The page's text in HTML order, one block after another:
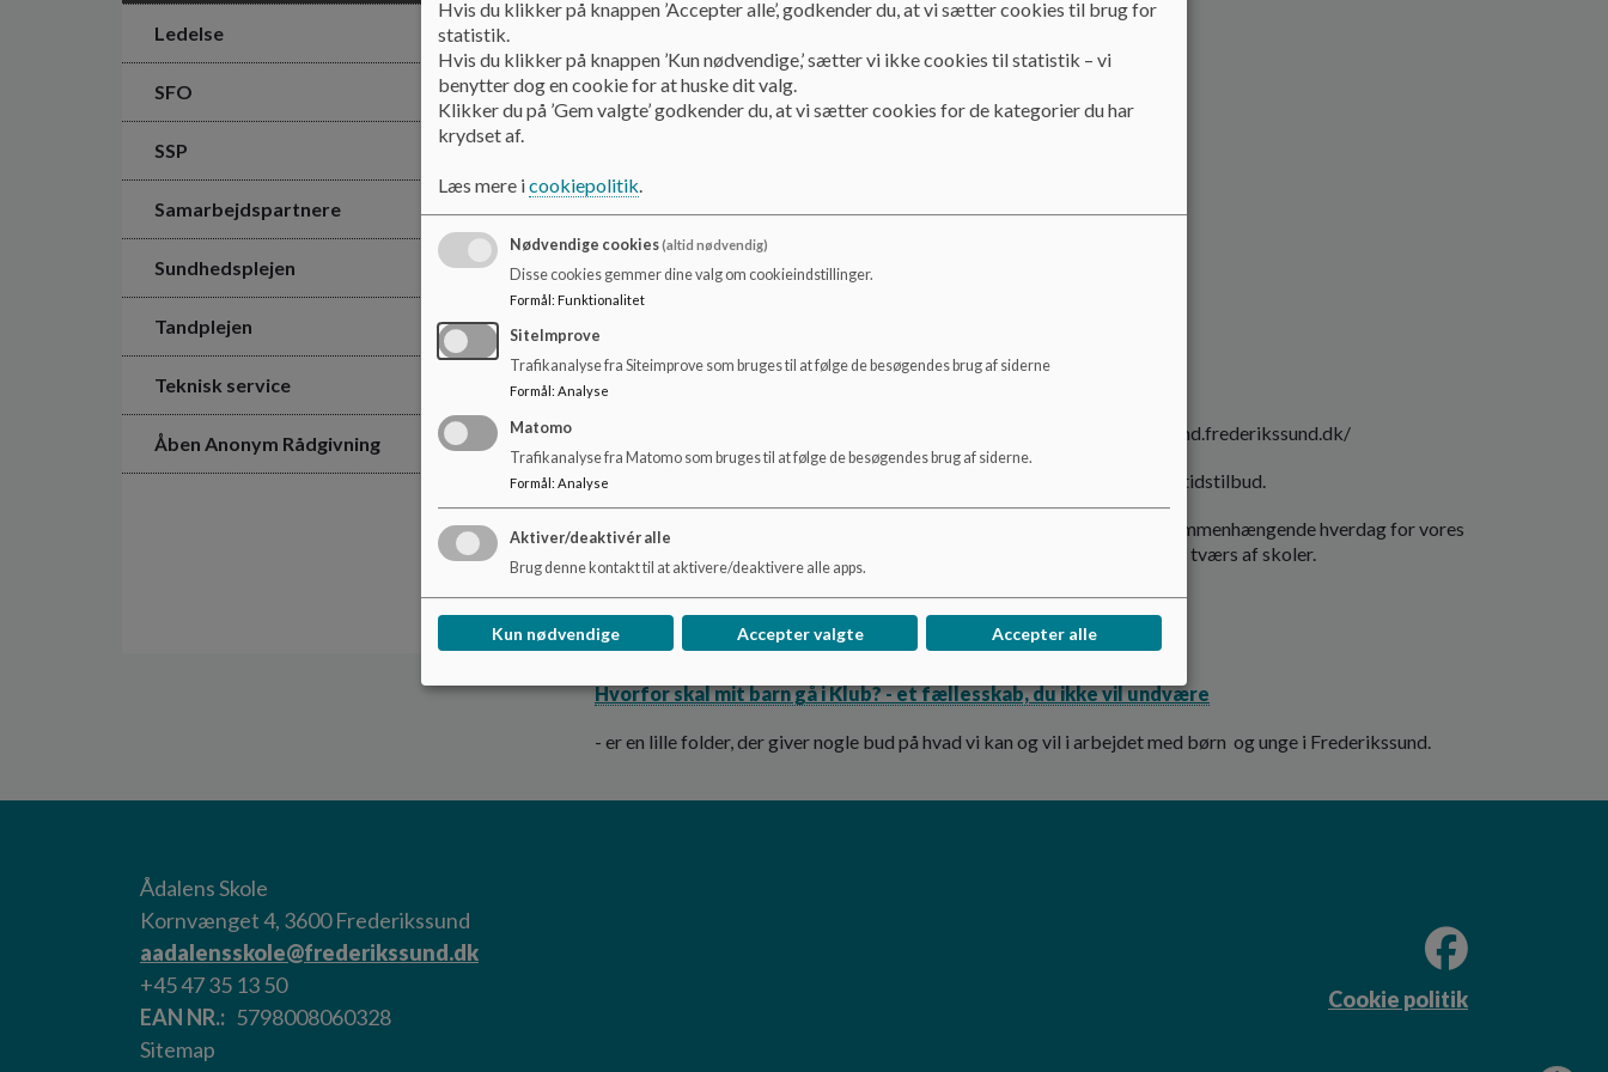
Ledelse
SFO
SSP
Samarbejdspartnere
Sundhedsplejen
Tandplejen
Teknisk service
Åben Anonym Rådgivning
Klub 107
Tlf. 22 84 17 73
Pædagogisk leder: Astrid Marie Winther - amwje@frederikssund.dk
Tlf. 60 63 33 20
Ved Kirken1
3600 Frederikssund
Pædagogisk leder:
Læs mere om klubberne i Frederikssund kommune her - https://klubfrsund.frederikssund.dk/
Klubberne i Frederikssund er meget andet og mere end et traditionelt fritidstilbud.
Klubberne spiller en vigtig rolle i forhold til at skabe en udviklende og sammenhængende hverdag for vores
børn og unge. Her kan de opleve at blive en del af et større fællesskab på tværs af skoler.
Klubbernes målgruppe er børn fra 4. kl. klasse til 18 år.
Hvorfor skal mit barn gå i klub?
Hvorfor skal mit barn gå i Klub? - et fællesskab, du ikke vil undvære
- er en lille folder, der giver nogle bud på hvad vi kan og vil i arbejdet med børn og unge i Frederikssund.
Ådalens Skole
Kornvænget 4, 3600 Frederikssund
aadalensskole@frederikssund.dk
+45 47 35 13 50
EAN NR.
5798008060328
Sitemap
Cookie politik
Hvis du klikker på knappen ’Accepter alle’, godkender du, at vi sætter cookies til brug for
statistik.
Hvis du klikker på knappen ’Kun nødvendige,’ sætter vi ikke cookies til statistik – vi
benytter dog en cookie for at huske dit valg.
Klikker du på ’Gem valgte’ godkender du, at vi sætter cookies for de kategorier du har
krydset af.
Læs mere icookiepolitik.
Nødvendige cookies(altid nødvendig)
Disse cookies gemmer dine valg om cookieindstillinger.
Formål: Funktionalitet
SiteImprove
Trafikanalyse fra Siteimprove som bruges til at følge de besøgendes brug af siderne
Formål : Analyse
Matomo
Trafikanalyse fra Matomo som bruges til at følge de besøgendes brug af siderne.
Formål : Analyse
Aktiver/deaktivér alle
Brug denne kontakt til at aktivere/deaktivere alle apps.
Kun nødvendige Accepter valgte Accepter alle